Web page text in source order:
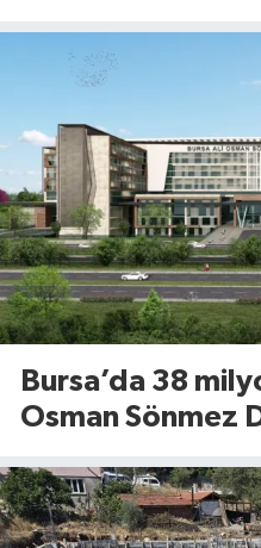
Bursa’da 38
Osman Sönmez
alan kiraya